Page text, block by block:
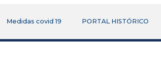
Medidas covid 19 PORTAL HISTÓRICO